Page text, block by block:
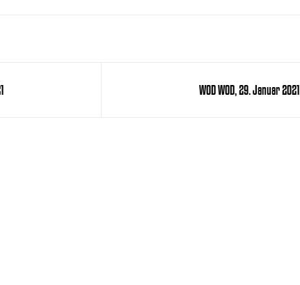
WOD WOD, 29. Januar 2021